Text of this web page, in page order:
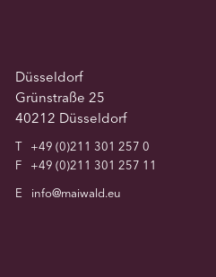
Düsseldorf
Grünstraße 25
40212 Düsseldorf
T
+49 (0)211 301 257 0
F
+49 (0)211 301 257 11
E
info@maiwald.eu